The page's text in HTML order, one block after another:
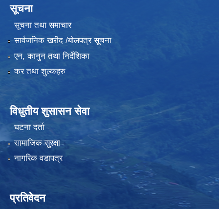
सूचना
सूचना तथा समाचार
सार्वजनिक खरीद /बोलपत्र सूचना
एन, कानुन तथा निर्देशिका
कर तथा शुल्कहरु
विधुतीय शुसासन सेवा
घटना दर्ता
सामाजिक सुरक्षा
नागरिक वडापत्र
प्रतिवेदन